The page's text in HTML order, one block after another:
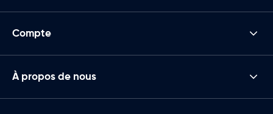
Compte
À propos de nous